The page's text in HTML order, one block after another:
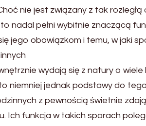
nie jest związany z tak
nadal pełni wybitnie znaczącą
jego obowiązkom i temu, w jaki
wydają się z natury o
niemniej jednak podstawy do
z pewnością świetnie
Ich funkcja w takich sporach